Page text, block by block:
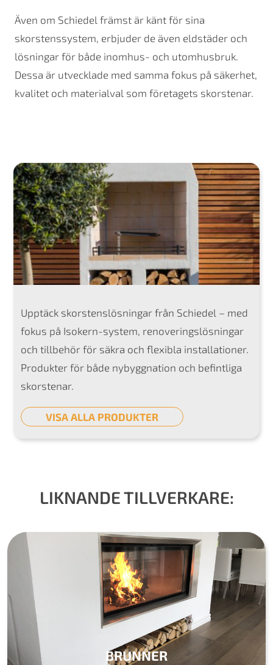
Även om Schiedel främst är känt för sina
skorstenssystem, erbjuder de även eldstäder och
lösningar för både inomhus- och utomhusbruk.
Dessa är utvecklade med samma fokus på säkerhet,
kvalitet och materialval som företagets skorstenar.
Upptäck skorstenslösningar från Schiedel – med
fokus på Isokern-system, renoveringslösningar
och tillbehör för säkra och flexibla installationer.
Produkter för både nybyggnation och befintliga
skorstenar.
VISA ALLA PRODUKTER
LIKNANDE TILLVERKARE:
BRUNNER